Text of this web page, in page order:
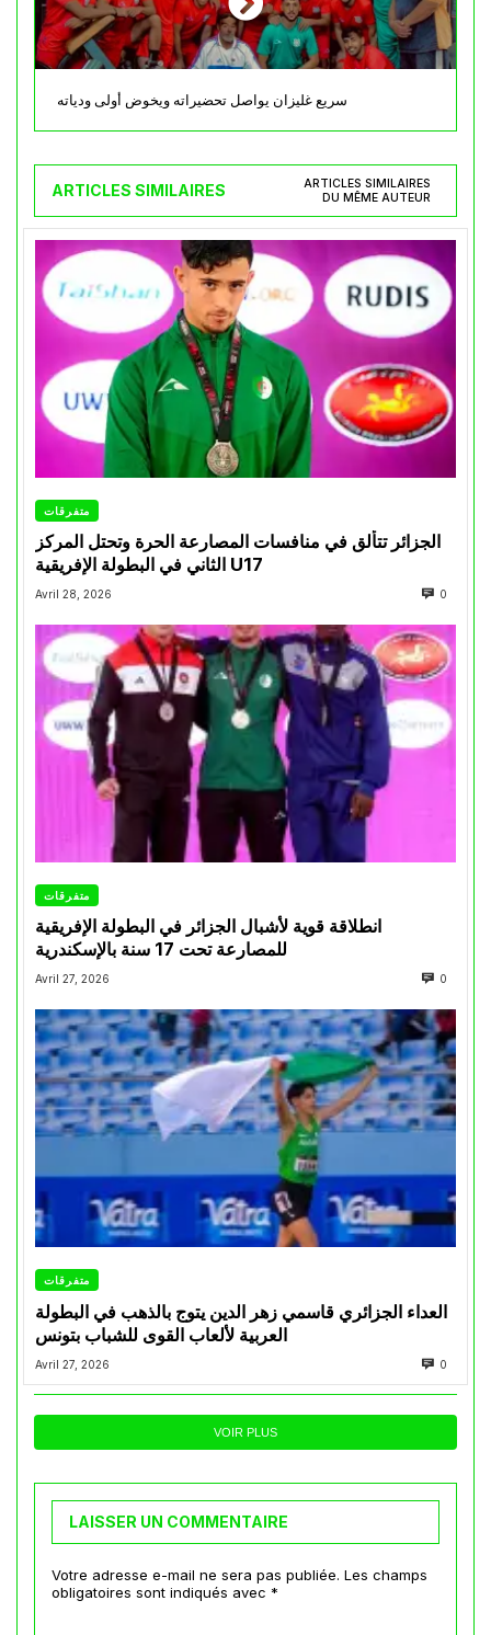
سريع غليزان يواصل تحضيراته ويخوض أولى ودياته
ARTICLES SIMILAIRES
ARTICLES SIMILAIRES
DU MÊME AUTEUR
متفرقات
الجزائر تتألق في منافسات المصارعة الحرة وتحتل المركز
الثاني في البطولة الإفريقية U17
Avril 28, 2026 0
متفرقات
انطلاقة قوية لأشبال الجزائر في البطولة الإفريقية
للمصارعة تحت 17 سنة بالإسكندرية
Avril 27, 2026 0
متفرقات
العداء الجزائري قاسمي زهر الدين يتوج بالذهب في البطولة
العربية لألعاب القوى للشباب بتونس
Avril 27, 2026 0
VOIR PLUS
LAISSER UN COMMENTAIRE
Votre adresse e-mail ne sera pas publiée. Les champs
obligatoires sont indiqués avec *